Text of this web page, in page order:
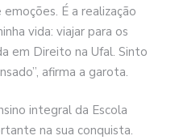
É a realização
vida: viajar para os
em Direito na Ufal. Sinto
afirma a garota.
integral da Escola
na sua conquista.